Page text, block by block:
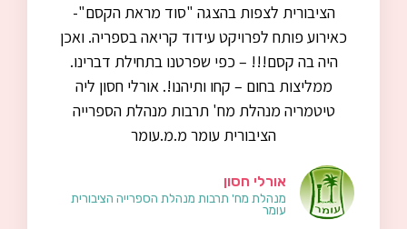
הציבורית לצפות בהצגה "סוד מראת הקסם"-
כאירוע פותח לפרויקט עידוד קריאה בספריה. ואכן
היה בה קסם!!! – כפי שפרטנו בתחילת דברינו.
ממליצות בחום – קחו ותיהנו!. אורלי חסון ליה
טיטמריה מנהלת מח' תרבות מנהלת הספרייה
הציבורית עומר מ.מ.עומר
אורלי חסון
מנהלת מח' תרבות מנהלת הספרייה הציבורית
עומר